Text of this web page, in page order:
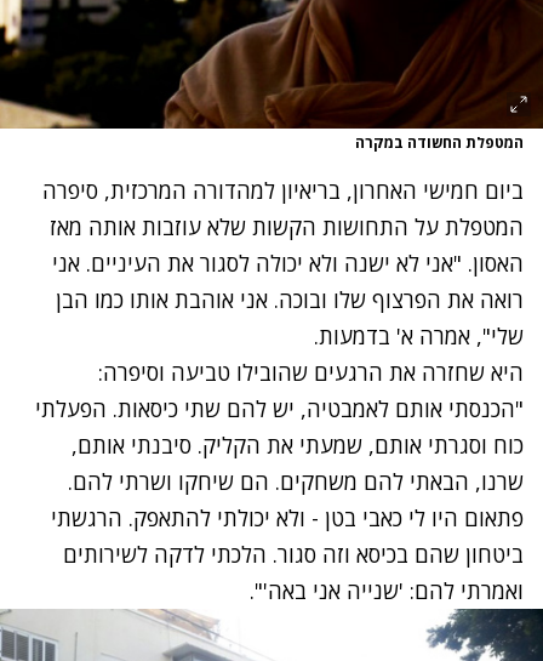
המטפלת החשודה במקרה
ביום חמישי האחרון, בריאיון למהדורה המרכזית, סיפרה
המטפלת על התחושות הקשות שלא עוזבות אותה מאז
האסון. "אני לא ישנה ולא יכולה לסגור את העיניים. אני
רואה את הפרצוף שלו ובוכה. אני אוהבת אותו כמו הבן
שלי", אמרה א' בדמעות.
היא שחזרה את הרגעים שהובילו טביעה וסיפרה:
"הכנסתי אותם לאמבטיה, יש להם שתי כיסאות. הפעלתי
כוח וסגרתי אותם, שמעתי את הקליק. סיבנתי אותם,
שרנו, הבאתי להם משחקים. הם שיחקו ושרתי להם.
פתאום היו לי כאבי בטן - ולא יכולתי להתאפק. הרגשתי
ביטחון שהם בכיסא וזה סגור. הלכתי לדקה לשירותים
ואמרתי להם: 'שנייה אני באה'".